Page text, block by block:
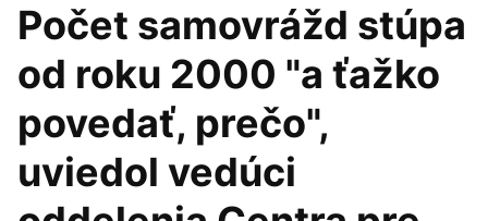
Počet samovrážd stúpa
od roku 2000 "a ťažko
povedať, prečo",
uviedol vedúci